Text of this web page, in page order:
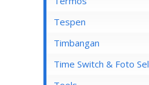
Stop Kontak AC
Stop Kontak CP
Stop Kontak Dinding
Stop Kontak Isi 2
Tespen
Timbangan
Time Switch & Foto Sel